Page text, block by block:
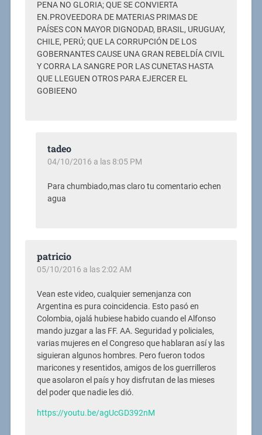
PENA NO GLORIA; QUE SE CONVIERTA
EN.PROVEEDORA DE MATERIAS PRIMAS DE
PAÍSES CON MAYOR DIGNODAD, BRASIL, URUGUAY,
CHILE, PERÚ; QUE LA CORRUPCIÓN DE LOS
GOBERNANTES CAUSE UNA GRAN REBELDÍA CIVIL
Y CORRA LA SANGRE POR LAS CUNETAS HASTA
QUE LLEGUEN OTROS PARA EJERCER EL
GOBIEENO
tadeo
04/10/2016 a las 8:05 PM
Para chumbiado,mas claro tu comentario echen
agua
patricio
05/10/2016 a las 2:02 AM
Vean este video, cualquier semenjanza con
Argentina es pura coincidencia. Esto pasó en
Colombia, ojalá hubiese habido cuando el Alfonso
mando juzgar a las FF. AA. Seguridad y policiales,
varias mujeres en el Congreso que hablaran así y las
siguieran algunos hombres. Pero fueron todos
maricones y resentidos, amigos de los guerrilleros
que asolaron el país y hoy disfrutan de las mieses
del poder que nadie les dió.
https://youtu.be/agUcGD392nM